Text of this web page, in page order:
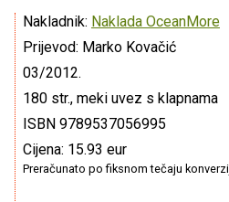
Nakladnik: Naklada OceanMore
Prijevod: Marko Kovačić
03/2012.
180 str., meki uvez s klapnama
ISBN 9789537056995
Cijena: 15.93 eur
Preračunato po fiksnom tečaju